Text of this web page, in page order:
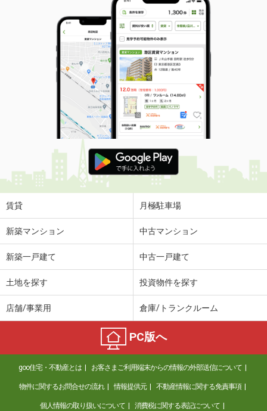
70.01m²
間取り
3LDK
愛知県名古屋市中村区八社１丁目
価 格
7.40万円
住 所
愛知県名古屋市中村区八社１丁目
専有面積 60.33m²
間取り
2LDK
愛知県みよし市園原３
価 格
5.05万円
住 所
愛知県みよし市園原３
専有面積
愛知県名古屋市中区栄２
12.50万円
愛知県名古屋市中区金山５
5.80万円
住 所
愛知県名古屋市中区金山５
専有面積 21.23m²
間取り
1K
愛知県名古屋市中区葵１
賃貸 月極駐車場
新築マンション 中古マンション
新築一戸建て 中古一戸建て
土地を探す 投資物件を探す
店舗/事業用 倉庫/トランクルーム
PC版へ
goo住宅・不動産とは お客さまご利用端末からの情報の外部送信について
物件に関するお問合せの流れ 情報提供元 不動産情報に関する免責事項
個人情報の取り扱いについて 消費税に関する表記について